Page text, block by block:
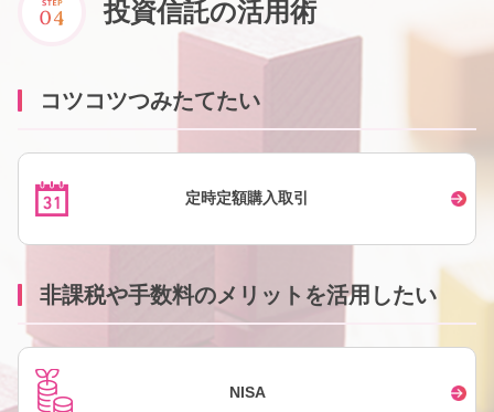
投資信託の活用術
コツコツつみたてたい
定時定額購入取引
非課税や手数料のメリットを活用したい
NISA